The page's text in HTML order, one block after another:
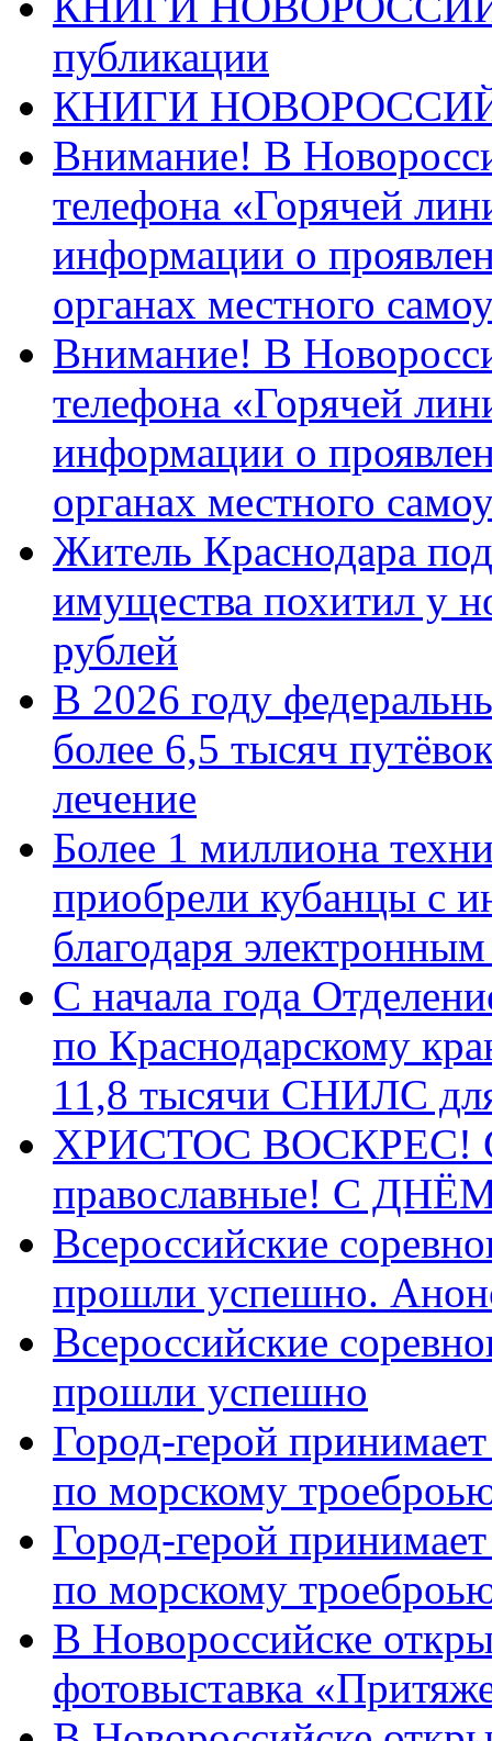
публикации
КНИГИ
Внимание! В
телефона «Горячей
информации о
органах местного
Внимание! В
телефона «Горячей
информации о
органах местного
Житель Краснодара
имущества похитил у
рублей
В 2026 году
более 6,5 тысяч
лечение
Более 1 миллиона
приобрели кубанцы с
благодаря
С начала года
по Краснодарскому
11,8 тысячи СНИЛС
ХРИСТОС ВОСКРЕС! С
православные! C
Всероссийские
прошли успешно.
Всероссийские
прошли успешно
Город-герой
по морскому
Город-герой
по морскому
В Новороссийске
фотовыставка